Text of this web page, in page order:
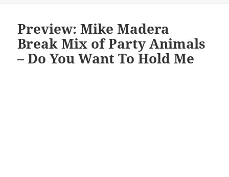
Preview: Mike Madera
Break Mix of Party Animals
– Do You Want To Hold Me